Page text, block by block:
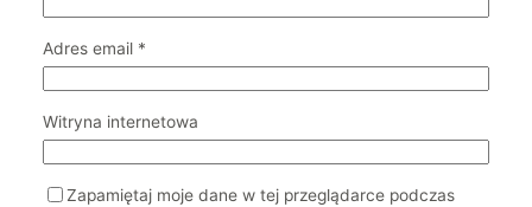
Adres email *
Witryna internetowa
Zapamiętaj moje dane w tej przeglądarce podczas